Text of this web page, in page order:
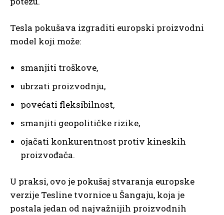
Tesla pokušava izgraditi europski proizvodni
model koji može:
smanjiti troškove,
ubrzati proizvodnju,
povećati fleksibilnost,
smanjiti geopolitičke rizike,
ojačati konkurentnost protiv kineskih
proizvođača.
U praksi, ovo je pokušaj stvaranja europske
verzije Tesline tvornice u Šangaju, koja je
postala jedan od najvažnijih proizvodnih